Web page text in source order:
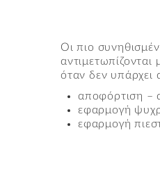
Οι πιο
όταν δεν υπάρχει
αποφόρτιση –
εφαρμογή
εφαρμογή